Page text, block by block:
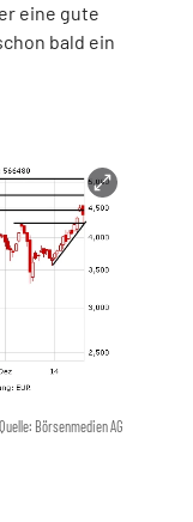
eine gute
bald ein
Quelle: Börsenmedien AG